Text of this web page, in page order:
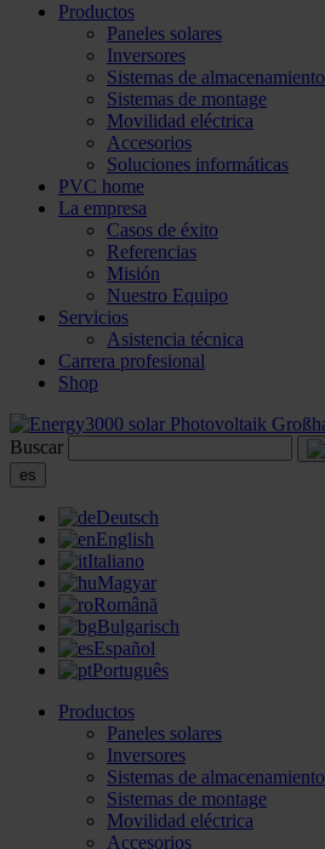
Productos
Paneles solares
Inversores
Sistemas de almacenamiento
Sistemas de montage
Movilidad eléctrica
Accesorios
Soluciones informáticas
PVC home
La empresa
Casos de éxito
Referencias
Misión
Nuestro Equipo
Servicios
Asistencia técnica
Carrera profesional
Shop
Buscar
es
Deutsch
English
Italiano
Magyar
Română
Bulgarisch
Español
Português
Productos
Paneles solares
Inversores
Sistemas de almacenamiento
Sistemas de montage
Movilidad eléctrica
Accesorios